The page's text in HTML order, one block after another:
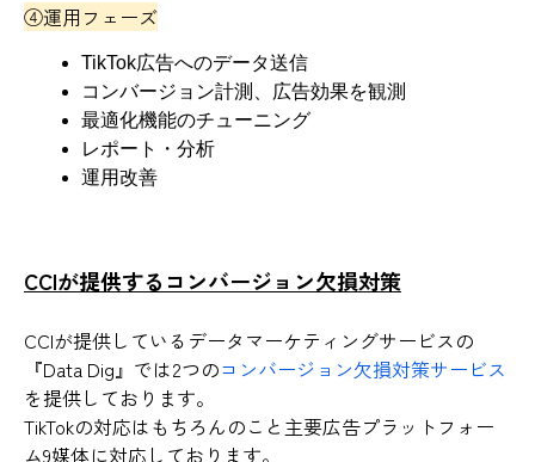
④運用フェーズ
TikTok広告へのデータ送信
コンバージョン計測、広告効果を観測
最適化機能のチューニング
レポート・分析
運用改善
CCIが提供するコンバージョン欠損対策
CCIが提供しているデータマーケティングサービスの
『Data Dig』では2つのコンバージョン欠損対策サービス
を提供しております。
TikTokの対応はもちろんのこと主要広告プラットフォー
ム9媒体に対応しております。